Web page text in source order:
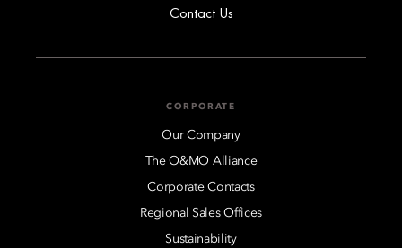
Contact Us
CORPORATE
Our Company
The O&MO Alliance
Corporate Contacts
Regional Sales Offices
Sustainability